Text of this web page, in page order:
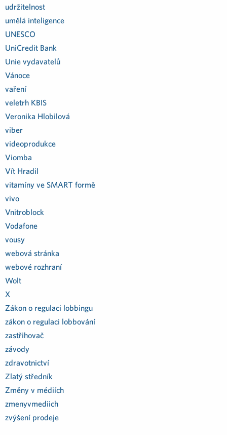
udržitelnost
umělá inteligence
UNESCO
UniCredit Bank
Unie vydavatelů
Vánoce
vaření
veletrh KBIS
Veronika Hlobilová
viber
videoprodukce
Viomba
Vít Hradil
vitamíny ve SMART formě
vivo
Vnitroblock
Vodafone
vousy
webová stránka
webové rozhraní
Wolt
X
Zákon o regulaci lobbingu
zákon o regulaci lobbování
zastřihovač
závody
zdravotnictví
Zlatý středník
Změny v médiích
zmenyvmediich
zvýšení prodeje